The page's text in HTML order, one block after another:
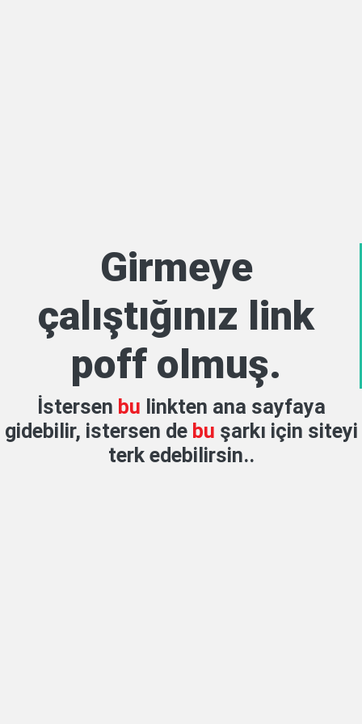
Girmeye
çalıştığınız link
poff olmuş.
İstersen bu linkten ana sayfaya
gidebilir, istersen de bu şarkı için siteyi
terk edebilirsin..